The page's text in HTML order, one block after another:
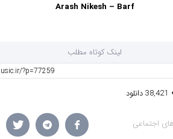
Arash Nikesh – Barf
لینک کوتاه مطلب
اجتماعی